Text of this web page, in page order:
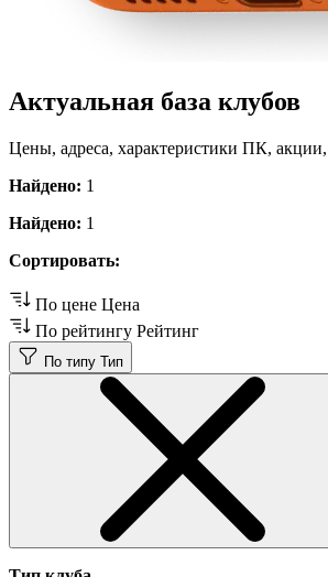
Актуальная база клубов
Цены, адреса, характеристики ПК,
Найдено: 1
Найдено: 1
Сортировать:
По цене Цена
По рейтингу Рейтинг
По типу Тип